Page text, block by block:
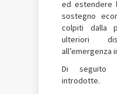
ed estendere
sostegno
colpiti dalla
ulteriori
all’emergenza
Di seguito
introdotte.